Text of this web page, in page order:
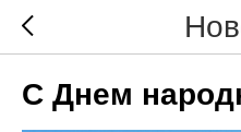
С Днем